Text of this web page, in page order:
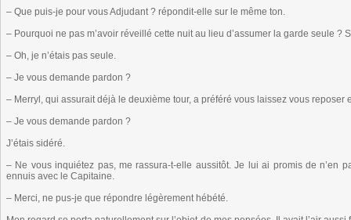
– Que puis-je pour vous Adjudant ? répondit-elle sur le même ton.
– Pourquoi ne pas m’avoir réveillé cette nuit au lieu d’assumer la garde seule ?
– Oh, je n’étais pas seule.
– Je vous demande pardon ?
– Merryl, qui assurait déjà le deuxième tour, a préféré vous laissez vous reposer
– Je vous demande pardon ?
J’étais sidéré.
– Ne vous inquiétez pas, me rassura-t-elle aussitôt. Je lui ai promis de n’en
ennuis avec le Capitaine.
– Merci, ne pus-je que répondre légèrement hébété.